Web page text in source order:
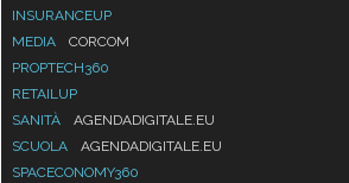
INSURANCEUP
MEDIA
CORCOM
PROPTECH360
RETAILUP
SANITÀ
AGENDADIGITALE.EU
SCUOLA
AGENDADIGITALE.EU
SPACECONOMY360